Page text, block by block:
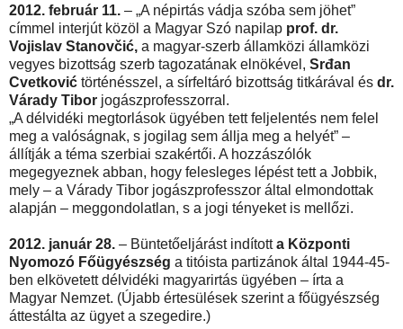
2012. február 11. – „A népirtás vádja szóba sem jöhet”
címmel interjút közöl a Magyar Szó napilap prof. dr.
Vojislav Stanovčić, a magyar-szerb államközi államközi
vegyes bizottság szerb tagozatának elnökével, Srđan
Cvetković történésszel, a sírfeltáró bizottság titkárával és dr.
Várady Tibor jogászprofesszorral.
„A délvidéki megtorlások ügyében tett feljelentés nem felel
meg a valóságnak, s jogilag sem állja meg a helyét” –
állítják a téma szerbiai szakértői. A hozzászólók
megegyeznek abban, hogy felesleges lépést tett a Jobbik,
mely – a Várady Tibor jogászprofesszor által elmondottak
alapján – meggondolatlan, s a jogi tényeket is mellőzi.
2012. január 28. – Büntetőeljárást indította Központi
Nyomozó Főügyészség a titóista partizánok által 1944-45-
ben elkövetett délvidéki magyarirtás ügyében – írta a
Magyar Nemzet. (Újabb értesülések szerint a főügyészség
áttestálta az ügyet a szegedire.)